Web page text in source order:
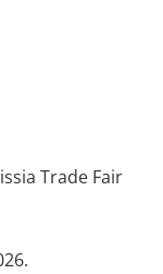
Trade Fair